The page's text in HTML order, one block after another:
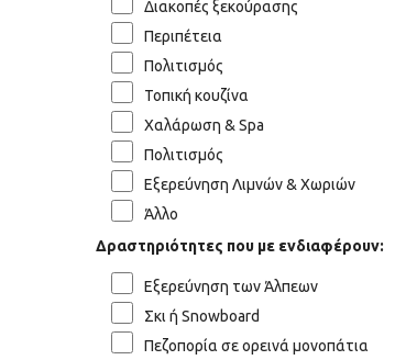
Διακοπές ξεκούρασης
Περιπέτεια
Πολιτισμός
Τοπική κουζίνα
Χαλάρωση & Spa
Πολιτισμός
Εξερεύνηση Λιμνών & Χωριών
Άλλο
Δραστηριότητες που με ενδιαφέρουν:
Εξερεύνηση των Άλπεων
Σκι ή Snowboard
Πεζοπορία σε ορεινά μονοπάτια